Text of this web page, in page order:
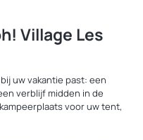
Village Les
uw vakantie past: een
verblijf midden in de
voor uw tent,